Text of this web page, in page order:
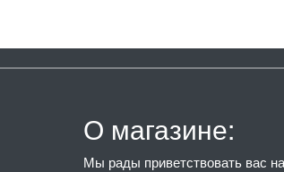
О магазине:
Мы рады приветствовать вас